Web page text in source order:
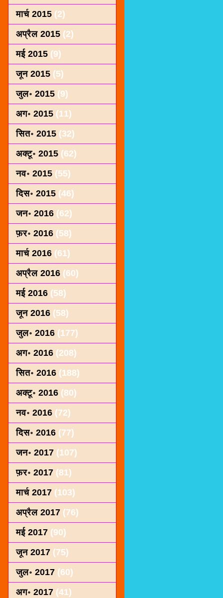
मार्च 2015 (2)
अप्रैल 2015 (2)
मई 2015 (9)
जून 2015 (5)
जुल॰ 2015 (9)
अग॰ 2015 (11)
सित॰ 2015 (32)
अक्टू॰ 2015 (62)
नव॰ 2015 (55)
दिस॰ 2015 (46)
जन॰ 2016 (62)
फ़र॰ 2016 (58)
मार्च 2016 (61)
अप्रैल 2016 (60)
मई 2016 (58)
जून 2016 (58)
जुल॰ 2016 (177)
अग॰ 2016 (208)
सित॰ 2016 (188)
अक्टू॰ 2016 (80)
नव॰ 2016 (72)
दिस॰ 2016 (77)
जन॰ 2017 (107)
फ़र॰ 2017 (81)
मार्च 2017 (103)
अप्रैल 2017 (76)
मई 2017 (90)
जून 2017 (75)
जुल॰ 2017 (60)
अग॰ 2017 (41)